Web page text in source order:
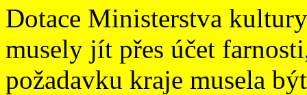
Dotace Ministerstva
musely jít přes účet
požadavku kraje musela